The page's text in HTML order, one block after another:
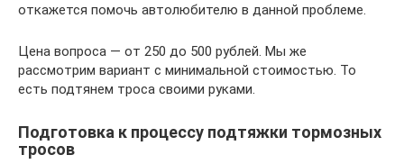
откажется помочь автолюбителю в данной проблеме.
Цена вопроса — от 250 до 500 рублей. Мы же
рассмотрим вариант с минимальной стоимостью. То
есть подтянем троса своими руками.
Подготовка к процессу подтяжки тормозных
тросов